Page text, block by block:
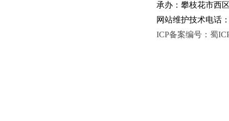
承办：攀枝花市西
网站维护技术电话
ICP备案编号：蜀